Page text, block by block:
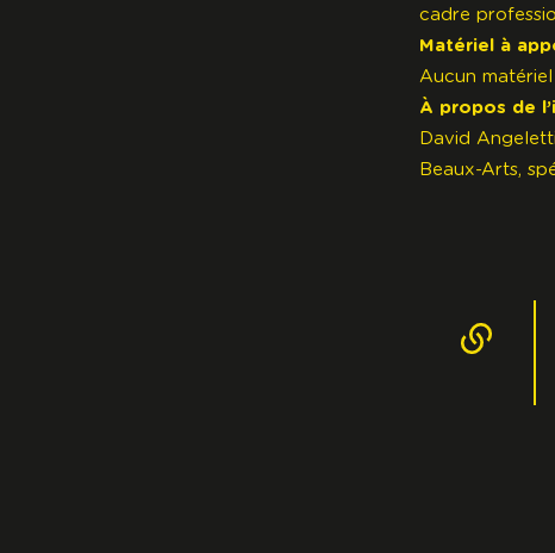
cadre
Matériel à
Aucun matériel
À propos de
David
Beaux-Arts,